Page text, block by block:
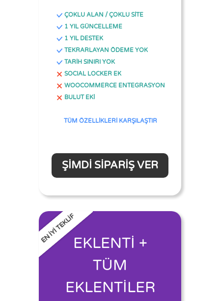
ÇOKLU ALAN / ÇOKLU SİTE
1 YIL GÜNCELLEME
1 YIL DESTEK
TEKRARLAYAN ÖDEME YOK
TARİH SINIRI YOK
SOCIAL LOCKER EK
WOOCOMMERCE ENTEGRASYON
BULUT EKİ
TÜM ÖZELLİKLERİ KARŞILAŞTIR
ŞIMDI SIPARIŞ VER
EN İYİ TEKLİFEKLENTİ +
TÜM
EKLENTİLER